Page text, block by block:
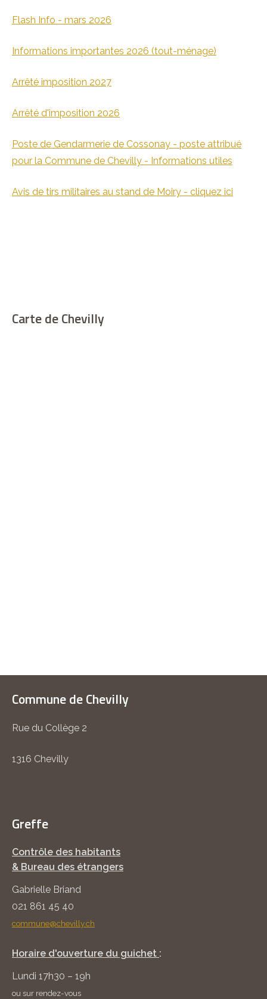
Flash Info - mars 2026
Informations importantes 2026 (tout-ménage)
Arrêté imposition 2027
Arrêté d'imposition 2026
Poste de Gendarmerie de Cossonay - poste attribué
pour la Commune de Chevilly - Informations utiles
Avis de tirs militaires au stand de Moiry - cliquez ici
Carte de Chevilly
Commune de Chevilly
Rue du Collège 2
1316 Chevilly
Greffe
Contrôle des habitants
& Bureau des étrangers
Gabrielle Briand
021 861 45 40
commune@chevilly.ch
Horaire d'ouverture du guichet :
Lundi 17h30 – 19h
ou sur rendez-vous